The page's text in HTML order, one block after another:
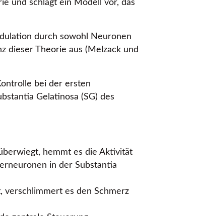
und schlägt ein Modell vor, das
durch sowohl Neuronen
dieser Theorie aus (Melzack und
bei der ersten
Gelatinosa (SG) des
hemmt es die Aktivität
in der Substantia
es den Schmerz